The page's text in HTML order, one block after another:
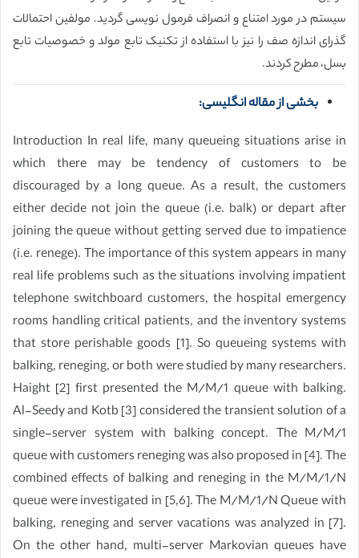
سیستم در مورد امتناع و انصراف فرمول نویسی گردید. مولفین احتمالات
گذرای اندازه صف را نیز با استفاده از تکنیک تابع مولد و خصوصیات تابع
بسل، مطرح کردند.
بخشی از مقاله انگلیسی:
Introduction In real life, many queueing situations arise in
which there may be tendency of customers to be
discouraged by a long queue. As a result, the customers
either decide not join the queue (i.e. balk) or depart after
joining the queue without getting served due to impatience
(i.e. renege). The importance of this system appears in many
real life problems such as the situations involving impatient
telephone switchboard customers, the hospital emergency
rooms handling critical patients, and the inventory systems
that store perishable goods [1]. So queueing systems with
balking, reneging, or both were studied by many researchers.
Haight [2] first presented the M/M/1 queue with balking.
Al-Seedy and Kotb [3] considered the transient solution of a
single-server system with balking concept. The M/M/1
queue with customers reneging was also proposed in [4]. The
combined effects of balking and reneging in the M/M/1/N
queue were investigated in [5,6]. The M/M/1/N Queue with
balking, reneging and server vacations was analyzed in [7].
On the other hand, multi-server Markovian queues have